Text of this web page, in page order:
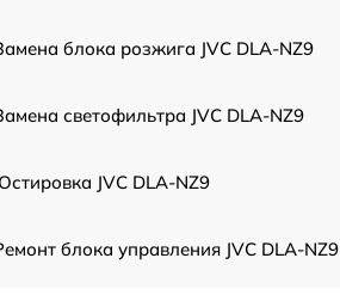
блока розжига JVC DLA-NZ9
светофильтра JVC DLA-NZ9
JVC DLA-NZ9
блока управления JVC DLA-NZ9